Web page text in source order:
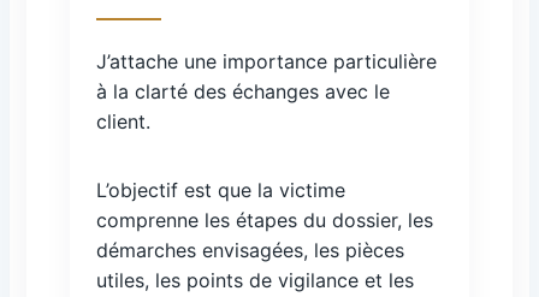
J’attache une importance particulière
à la clarté des échanges avec le
client.
L’objectif est que la victime
comprenne les étapes du dossier, les
démarches envisagées, les pièces
utiles, les points de vigilance et les